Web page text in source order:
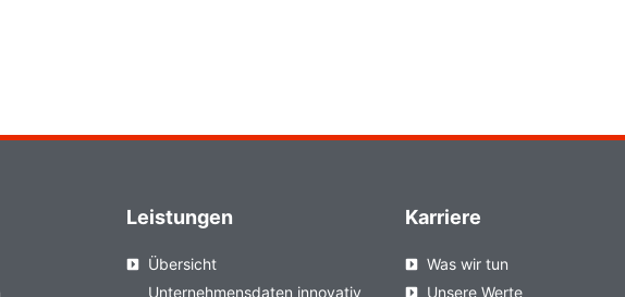
Leistungen
Übersicht
Unternehmensdaten innovativ
Karriere
Was wir tun
Unsere Werte